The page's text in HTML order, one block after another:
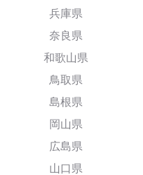
兵庫県
奈良県
和歌山県
鳥取県
島根県
岡山県
広島県
山口県